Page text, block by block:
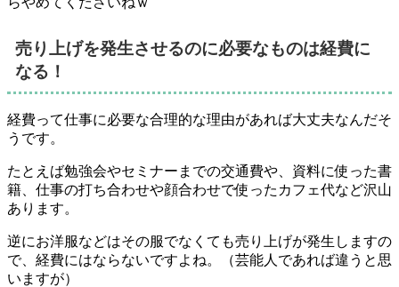
売り上げを発生させるのに必要なものは経費に
なる！
経費って仕事に必要な合理的な理由があれば大丈夫なんだそ
うです。
たとえば勉強会やセミナーまでの交通費や、資料に使った書
籍、仕事の打ち合わせや顔合わせで使ったカフェ代など沢山
あります。
逆にお洋服などはその服でなくても売り上げが発生しますの
で、経費にはならないですよね。（芸能人であれば違うと思
いますが）